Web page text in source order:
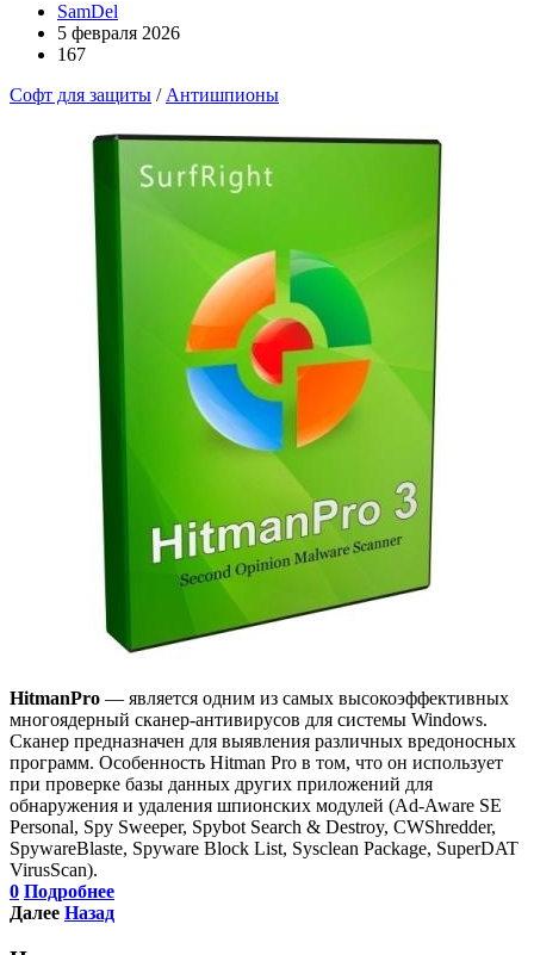
SamDel
5 февраля 2026
167
Софт для защиты / Антишпионы
HitmanPro — является одним из самых высокоэффективных
многоядерный сканер-антивирусов для системы Windows.
Сканер предназначен для выявления различных вредоносных
программ. Особенность Hitman Pro в том, что он использует
при проверке базы данных других приложений для
обнаружения и удаления шпионских модулей (Ad-Aware SE
Personal, Spy Sweeper, Spybot Search & Destroy, CWShredder,
SpywareBlaste, Spyware Block List, Sysclean Package, SuperDAT
VirusScan).
0 Подробнее
Далее Назад